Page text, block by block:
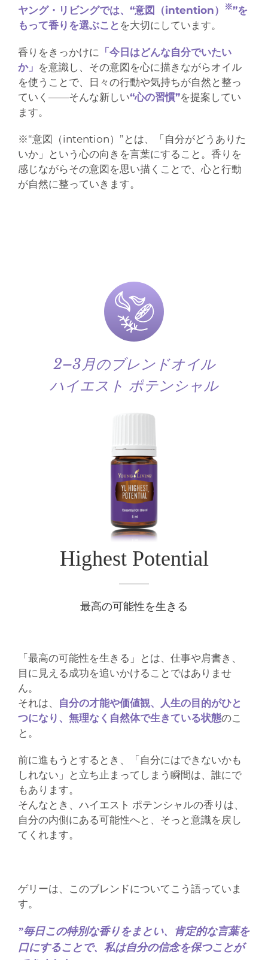
ヤング・リビングでは、“意図（intention） ※”を
もって香りを選ぶこと を大切にしています。
香りをきっかけに 「今日はどんな自分でいたい
か」 を意識し、その意図を心に描きながらオイル
を使うことで、日々の行動や気持ちが自然と整っ
ていく——そんな新しい“心の習慣”を提案してい
ます。
※“意図（intention）”とは、「自分がどうありた
いか」という心の向きを言葉にすること。香りを
感じながらその意図を思い描くことで、心と行動
が自然に整っていきます。
2–3月のブレンドオイル
ハイエスト ポテンシャル
Highest Potential
最高の可能性を生きる
「最高の可能性を生きる」とは、仕事や肩書き、
目に見える成功を追いかけることではありませ
ん。
それは、
自分の才能や価値観、人生の目的がひと
つになり、無理なく自然体で生きている状態のこ
と。
前に進もうとするとき、「自分にはできないかも
しれない」と立ち止まってしまう瞬間は、誰にで
もあります。
そんなとき、ハイエスト ポテンシャルの香りは、
自分の内側にある可能性へと、そっと意識を戻し
てくれます。
ゲリーは、このブレンドについてこう語っていま
す。
”毎日この特別な香りをまとい、肯定的な言葉を
口にすることで、私は自分の信念を保つことが